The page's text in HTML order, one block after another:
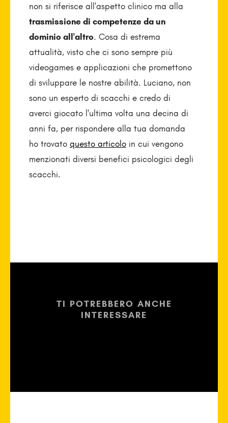
non si riferisce all'aspetto clinico ma alla
trasmissione di competenze da un
dominio all'altro. Cosa di estrema
attualità, visto che ci sono sempre più
videogames e applicazioni che promettono
di sviluppare le nostre abilità. Luciano, non
sono un esperto di scacchi e credo di
averci giocato l'ultima volta una decina di
anni fa, per rispondere alla tua domanda
ho trovato questo articoloin cui vengono
menzionati diversi benefici psicologici degli
scacchi.
TI POTREBBERO ANCHE
INTERESSARE